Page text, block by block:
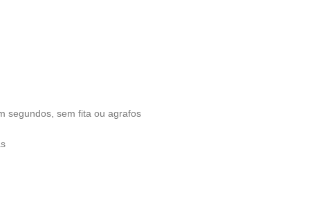
segundos, sem fita ou agrafos